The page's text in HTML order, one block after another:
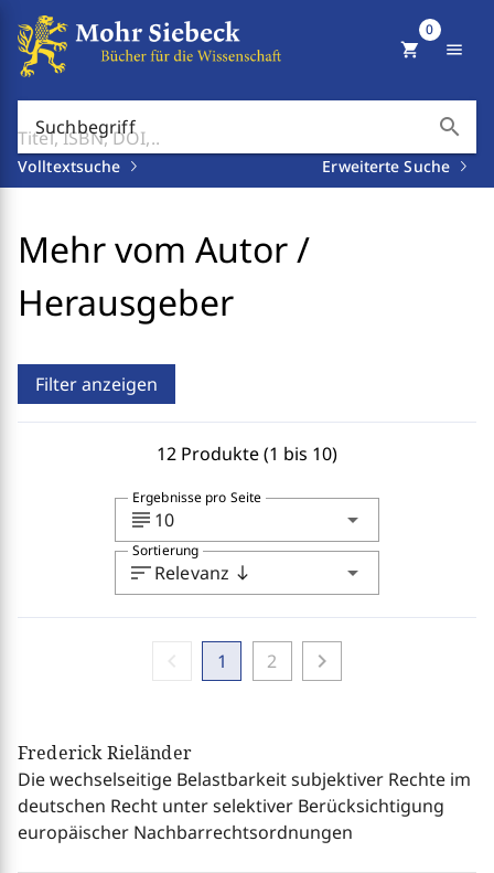
Suchbegriff search
Volltextsuche Erweiterte Suche
shopping_cart
0
menu
Mehr vom Autor /
Herausgeber
Filter anzeigen
12 Produkte (1 bis 10)
subject 10 arrow_drop_down
Ergebnisse pro Seite
sortRelevanz south arrow_drop_down
Sortierung
1 2 chevron_right
Frederick Rieländer
Die wechselseitige Belastbarkeit subjektiver Rechte im
deutschen Recht unter selektiver Berücksichtigung
europäischer Nachbarrechtsordnungen